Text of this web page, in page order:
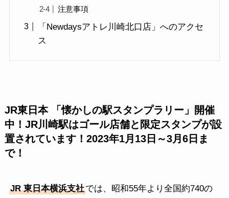
注意事項
「Newdaysアトレ川崎北口店」へのアクセ
ス
JR東日本 「懐かしの駅スタンプラリー」開催
中！JR川崎駅はゴール店舗と限定スタンプが設
置されています！2023年1月13日～3月6日ま
で！
JR 東日本横浜支社では、昭和55年より全国約740の